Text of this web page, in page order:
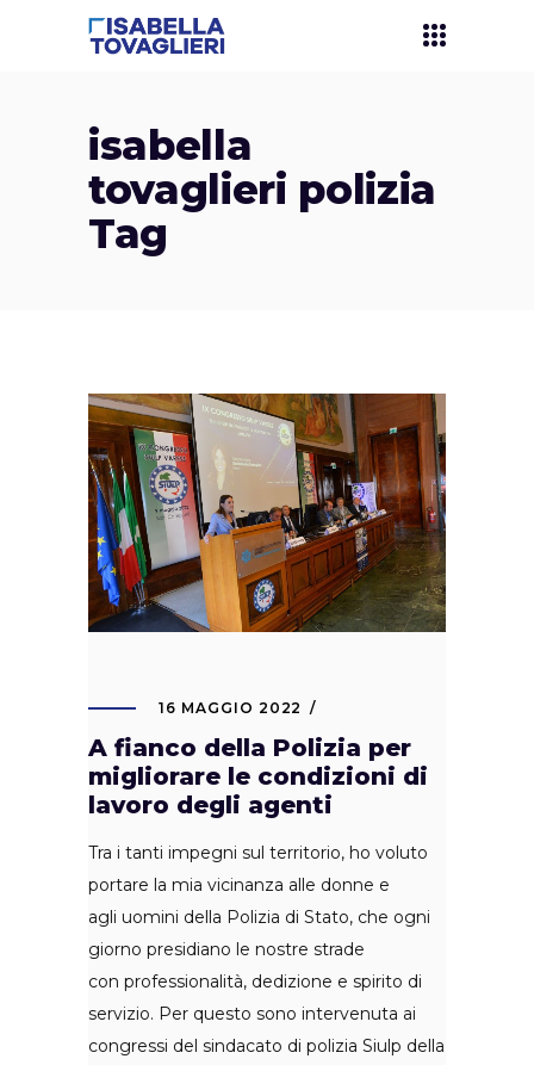
isabella
tovaglieri polizia
Tag
16 MAGGIO 2022
A fianco della Polizia per
migliorare le condizioni di
lavoro degli agenti
Tra i tanti impegni sul territorio, ho voluto
portare la mia vicinanza alle donne e
agli uomini della Polizia di Stato, che ogni
giorno presidiano le nostre strade
con professionalità, dedizione e spirito di
servizio. Per questo sono intervenuta ai
congressi del sindacato di polizia Siulp della